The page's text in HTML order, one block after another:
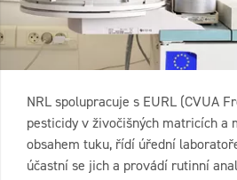
NRL spolupracuje s EURL (CVUA
pesticidy v živočišných matricích a
obsahem tuku, řídí úřední
účastní se jich a provádí rutinní